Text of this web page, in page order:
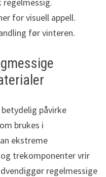
for visuell appell.
før vinteren.
påvirke
brukes i
ekstreme
trekomponenter vrir
regelmessige